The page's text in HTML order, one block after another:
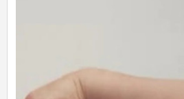
OBRÁZKY